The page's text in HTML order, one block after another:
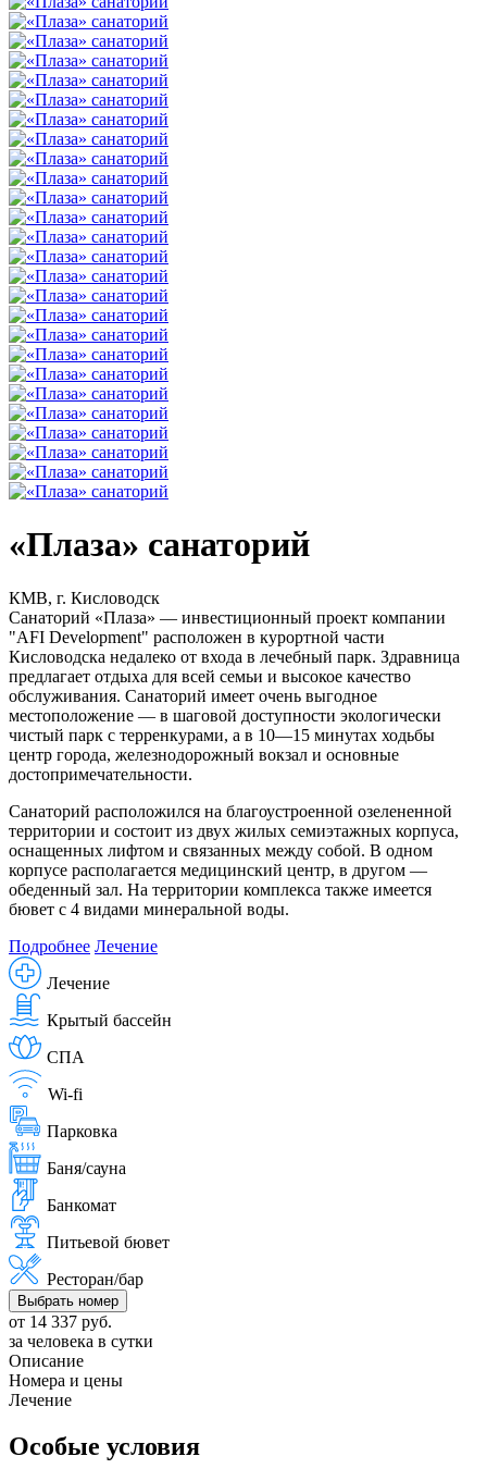
«Плаза» санаторий
КМВ, г. Кисловодск
Санаторий «Плаза» — инвестиционный проект компании
"AFI Development" расположен в курортной части
Кисловодска недалеко от входа в лечебный парк. Здравница
предлагает отдыха для всей семьи и высокое качество
обслуживания. Санаторий имеет очень выгодное
местоположение — в шаговой доступности экологически
чистый парк с терренкурами, а в 10—15 минутах ходьбы
центр города, железнодорожный вокзал и основные
достопримечательности.
Санаторий расположился на благоустроенной озелененной
территории и состоит из двух жилых семиэтажных корпуса,
оснащенных лифтом и связанных между собой. В одном
корпусе располагается медицинский центр, в другом —
обеденный зал. На территории комплекса также имеется
бювет с 4 видами минеральной воды.
Подробнее Лечение
Лечение
Крытый бассейн
СПА
Wi-fi
Парковка
Баня/сауна
Банкомат
Питьевой бювет
Ресторан/бар
Выбрать номер
от 14 337 руб.
за человека в сутки
Описание
Номера и цены
Лечение
Особые условия